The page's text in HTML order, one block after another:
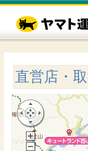
直営店・